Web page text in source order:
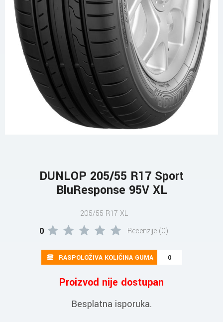
DUNLOP 205/55 R17 Sport
BluResponse 95V XL
205/55 R17 XL
0 Recenzije (0)
RASPOLOŽIVA KOLIČINA GUMA 0
Proizvod nije dostupan
Besplatna isporuka.